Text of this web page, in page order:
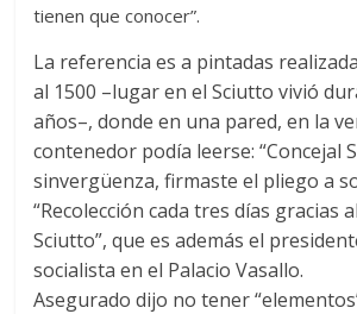
tienen que conocer”.
La referencia es a pintadas
al 1500 –lugar en el Sciutto vivió
años–, donde en una pared, en la
contenedor podía leerse: “Concejal
sinvergüenza, firmaste el pliego a
“Recolección cada tres días gracias
Sciutto”, que es además el
socialista en el Palacio Vasallo.
Asegurado dijo no tener